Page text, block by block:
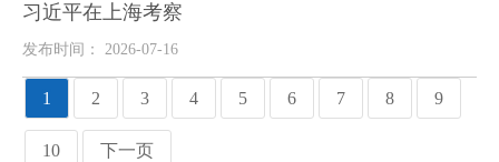
习近平在上海考察
发布时间： 2026-07-16
1 2 3 4 5 6 7 8 9
10 下一页